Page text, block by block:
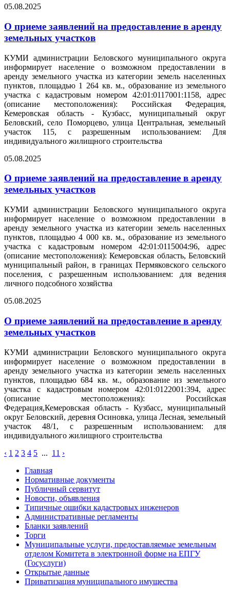
05.08.2025
О приеме заявлений на предоставление в аренду
земельных участков
КУМИ администрации Беловского муниципального округа
информирует население о возможном предоставлении в
аренду земельного участка из категории земель населенных
пунктов, площадью 1 264 кв. м., образование из земельного
участка с кадастровым номером 42:01:0117001:1158, адрес
(описание местоположения): Российская Федерация,
Кемеровская область - Кузбасс, муниципальный округ
Беловский, село Поморцево, улица Центральная, земельный
участок 115, с разрешенным использованием: Для
индивидуального жилищного строительства
05.08.2025
О приеме заявлений на предоставление в аренду
земельных участков
КУМИ администрации Беловского муниципального округа
информирует население о возможном предоставлении в
аренду земельного участка из категории земель населенных
пунктов, площадью 4 000 кв. м., образование из земельного
участка с кадастровым номером 42:01:0115004:96, адрес
(описание местоположения): Кемеровская область, Беловский
муниципальный район, в границах Пермяковского сельского
поселения, с разрешенным использованием: для ведения
личного подсобного хозяйства
05.08.2025
О приеме заявлений на предоставление в аренду
земельных участков
КУМИ администрации Беловского муниципального округа
информирует население о возможном предоставлении в
аренду земельного участка из категории земель населенных
пунктов, площадью 684 кв. м., образование из земельного
участка с кадастровым номером 42:01:0122001:394, адрес
(описание местоположения): Российская
Федерация,Кемеровская область - Кузбасс, муниципальный
округ Беловский, деревня Осиновка, улица Лесная, земельный
участок 48/1, с разрешенным использованием: для
индивидуального жилищного строительства
‹ 1 2 3 4 5 ... 11 ›
Главная
Нормативные документы
Публичный сервитут
Новости, объявления
Типичные ошибки кадастровых инженеров
Административные регламенты
Бланки заявлений
Торги
Муниципальные услуги, предоставляемые земельным
отделом Комитета в электронной форме на ЕПГУ
(Госуслуги)
Открытые данные
Приватизация муниципального имущества